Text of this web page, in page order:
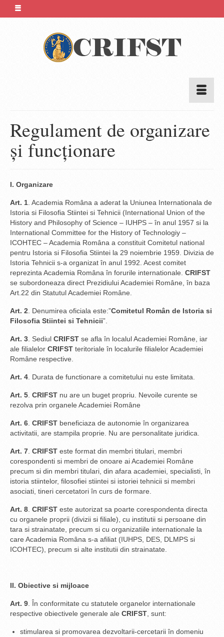
Regulament de organizare
și funcționare
I. Organizare
Art. 1 . Academia Româna a aderat la Uniunea Internationala de
Istoria si Filosofia Stiintei si Tehnicii (International Union of the
History and Philosophy of Science – IUHPS – în anul 1957 si la
International Committee for the History of Technologiy –
ICOHTEC – Academia Româna a constituit Comitetul national
pentru Istoria si Filosofia Stiintei la 29 noiembrie 1959. Divizia de
Istoria Tehnicii s-a organizat în anul 1992. Acest comitet
reprezinta Academia Româna în forurile internationale. CRIFST
se subordoneaza direct Prezidiului Academiei Române, în baza
Art.22 din Statutul Academiei Române.
Art. 2 . Denumirea oficiala este:”Comitetul Român de Istoria si
Filosofia Stiintei si Tehnicii”.
Art. 3 . Sediul CRIFST se afla în localul Academiei Române, iar
ale filialelor CRIFST teritoriale în localurile filialelor Academiei
Române respective.
Art. 4 . Durata de functionare a comitetului nu este limitata.
Art. 5 CRIFST nu are un buget propriu. Nevoile curente se
rezolva prin organele Academiei Române
Art. 6 CRIFST beneficiaza de autonomie în organizarea
activitatii, are stampila proprie. Nu are personalitate juridica.
Art. 7 CRIFST este format din membri titulari, membri
corespondenti si membri de onoare ai Academiei Române
precum si din membri titulari, din afara academiei, specialisti, în
istoria stiintelor, filosofiei stiintei si istoriei tehnicii si membri
asociati, tineri cercetatori în curs de formare.
Art. 8 CRIFST este autorizat sa poarte corespondenta directa
cu organele proprii (divizii si filiale), cu institutii si persoane din
tara si strainatate, precum si cu organizatiile internationale la
care Academia Româna s-a afiliat (IUHPS, DES, DLMPS si
ICOHTEC), precum si alte institutii din strainatate.
II. Obiective si mijloace
Art. 9 . În conformitate cu statutele organelor internationale
respective obiectivele generale ale CRIFST , sunt:
stimularea si promovarea dezvoltarii-cercetarii în domeniu